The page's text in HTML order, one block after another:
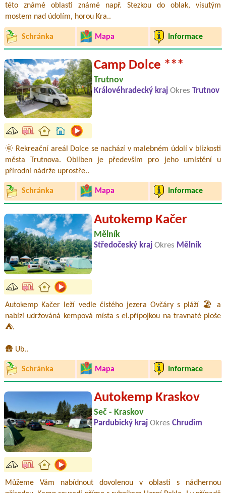
této známé oblasti známé např. Stezkou do oblak, visutým
mostem nad údolím, horou Kra..
Schránka Mapa Informace
Camp Dolce ***
Trutnov
Královéhradecký kraj Okres Trutnov
🌞 Rekreační areál Dolce se nachází v malebném údolí v blízkosti
města Trutnova. Oblíben je především pro jeho umístění u
přírodní nádrže uprostře..
Schránka Mapa Informace
Autokemp Kačer
Mělník
Středočeský kraj Okres Mělník
Autokemp Kačer leží vedle čistého jezera Ovčáry s pláží 🏖️ a
nabízí udržováná kempová místa s el.přípojkou na travnaté ploše
⛺.
🛖 Ub..
Schránka Mapa Informace
Autokemp Kraskov
Seč - Kraskov
Pardubický kraj Okres Chrudim
Můžeme Vám nabídnout dovolenou v oblasti s nádhernou